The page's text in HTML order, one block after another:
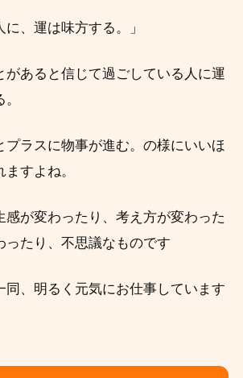
、運は味方する。」
があると信じて過ごしている人に運
プラスに物事が進む。の様にいいほ
すよね。
感が変わったり、考え方が変わった
ったり、不思議なものです
同、明るく元気にお仕事しています